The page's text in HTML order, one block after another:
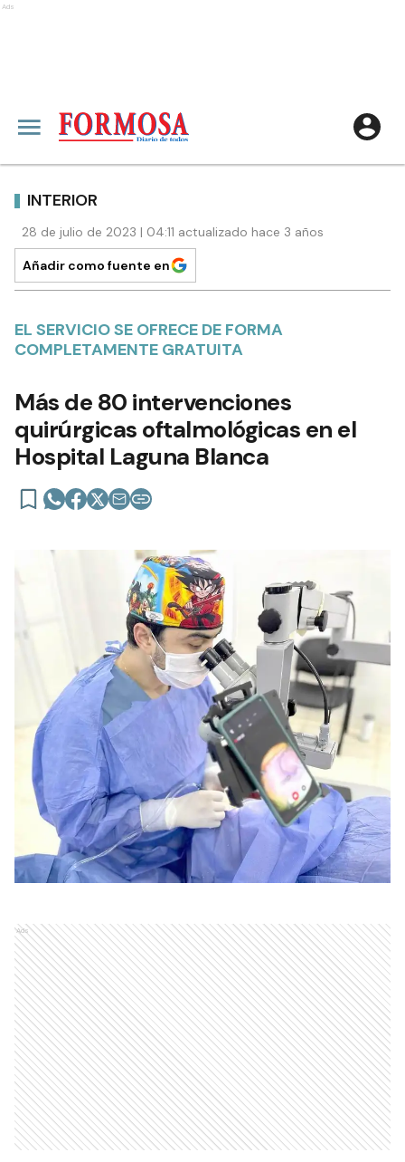
Ads
INTERIOR
28 de julio de 2023 | 04:11 actualizado hace 3 años
Añadir como fuente en
EL SERVICIO SE OFRECE DE FORMA
COMPLETAMENTE GRATUITA
Más de 80 intervenciones
quirúrgicas oftalmológicas en el
Hospital Laguna Blanca
Ads